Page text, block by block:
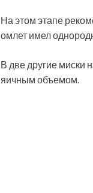
На этом этапе
омлет имел
В две другие миски
яичным объемом.